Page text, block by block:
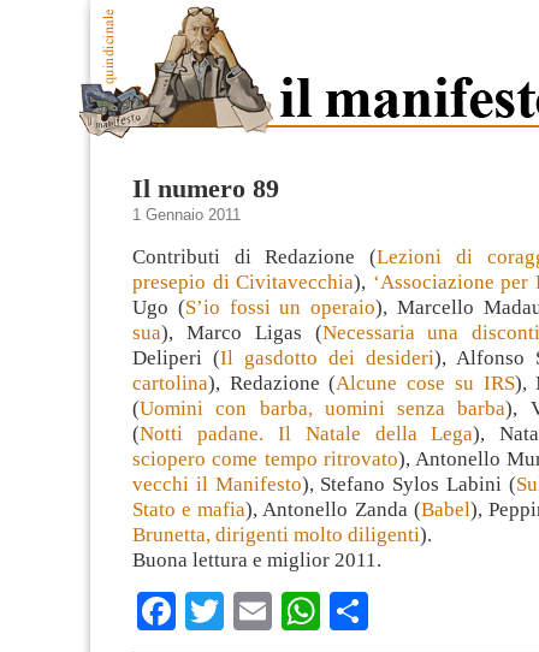
Il numero 89
1 Gennaio 2011
Contributi di Redazione (Lezioni di
presepio di Civitavecchia), ‘Associazione per
Ugo (S’io fossi un operaio), Marcello
sua), Marco Ligas (Necessaria una
Deliperi (Il gasdotto dei desideri), Alfonso
cartolina), Redazione (Alcune cose su IRS),
(Uomini con barba, uomini senza barba),
(Notti padane. Il Natale della Lega),
sciopero come tempo ritrovato), Antonello
vecchi il Manifesto), Stefano Sylos Labini (
Stato e mafia), Antonello Zanda (Babel),
Brunetta, dirigenti molto diligenti).
Buona lettura e miglior 2011.
Facebook
TwitterEmailWhatsApp